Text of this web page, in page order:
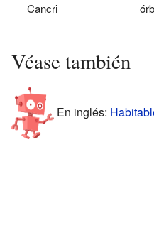
Cancri
Véase también
En inglés: